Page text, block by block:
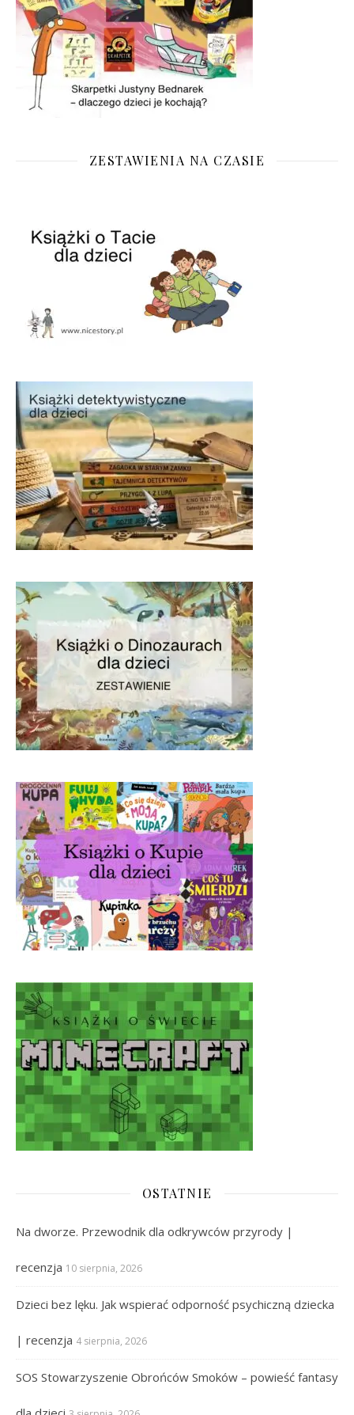
ZESTAWIENIA NA CZASIE
OSTATNIE
Na dworze. Przewodnik dla odkrywców przyrody |
recenzja 10 sierpnia, 2026
Dzieci bez lęku. Jak wspierać odporność psychiczną dziecka
| recenzja 4 sierpnia, 2026
SOS Stowarzyszenie Obrońców Smoków – powieść fantasy